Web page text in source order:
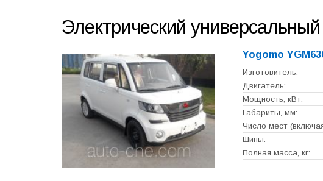
Электрический
Yogomo
Изготовитель:
Двигатель:
Мощность, кВт:
Габариты, мм:
Число мест
Шины:
Полная масса, кг: